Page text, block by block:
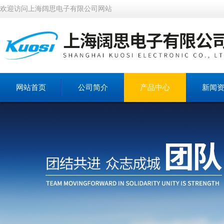
欢迎访问上海阔思电子有限公司网站
网站首页 公司简介 产品中心 新闻